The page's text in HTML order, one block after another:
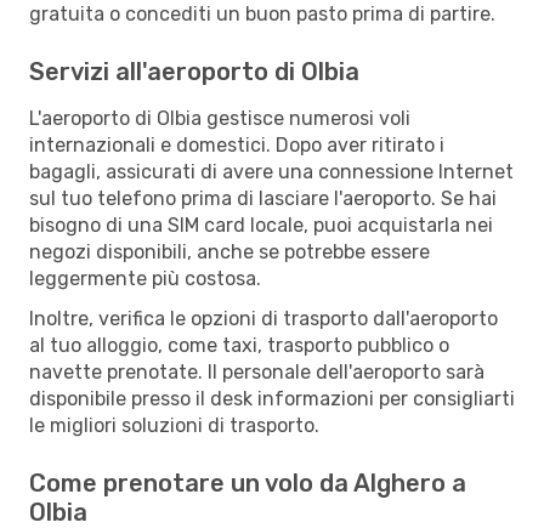
gratuita o concediti un buon pasto prima di partire.
Servizi all'aeroporto di Olbia
L'aeroporto di Olbia gestisce numerosi voli
internazionali e domestici. Dopo aver ritirato i
bagagli, assicurati di avere una connessione Internet
sul tuo telefono prima di lasciare l'aeroporto. Se hai
bisogno di una SIM card locale, puoi acquistarla nei
negozi disponibili, anche se potrebbe essere
leggermente più costosa.
Inoltre, verifica le opzioni di trasporto dall'aeroporto
al tuo alloggio, come taxi, trasporto pubblico o
navette prenotate. Il personale dell'aeroporto sarà
disponibile presso il desk informazioni per consigliarti
le migliori soluzioni di trasporto.
Come prenotare un volo da Alghero a
Olbia